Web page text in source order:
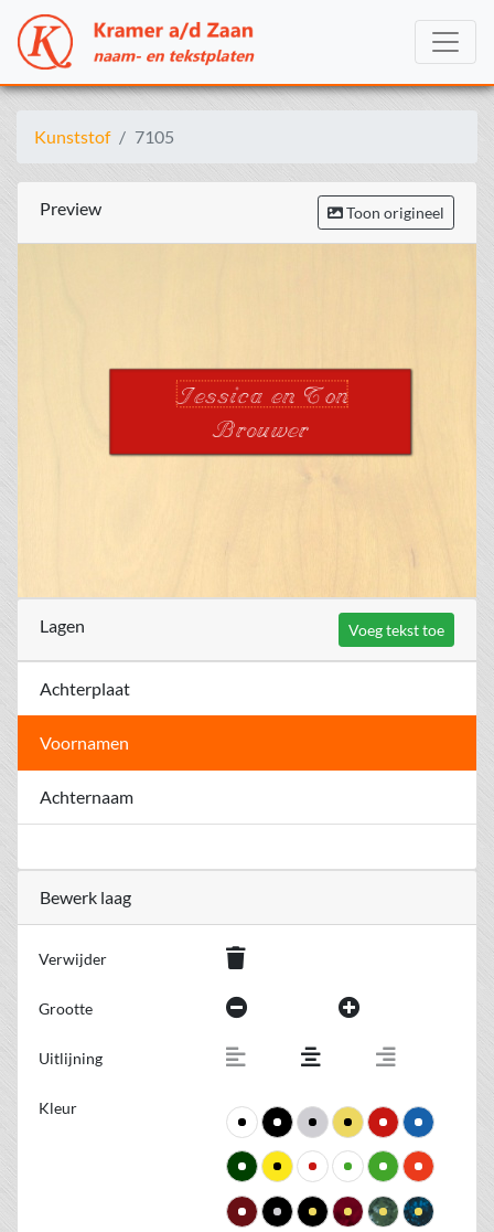
Kunststof 7105
Preview Toon origineel
Lagen Voeg tekst toe
Achterplaat
Voornamen
Achternaam
Bewerk laag
Verwijder
Grootte
Uitlijning
Kleur